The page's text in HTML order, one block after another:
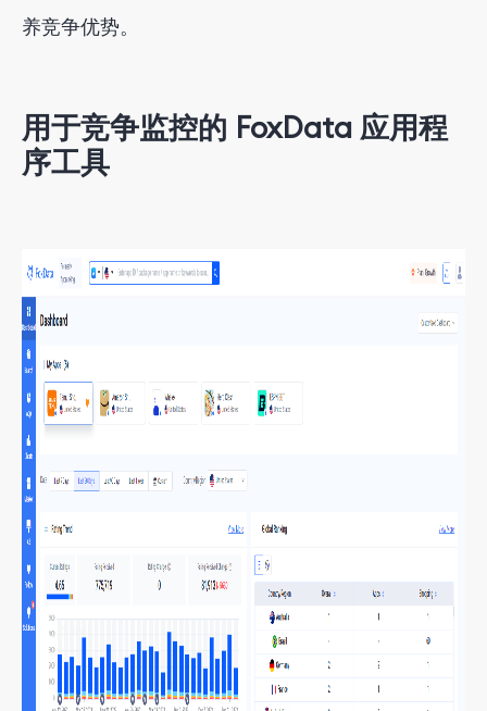
养竞争优势。
用于竞争监控的 FoxData 应用程
序工具